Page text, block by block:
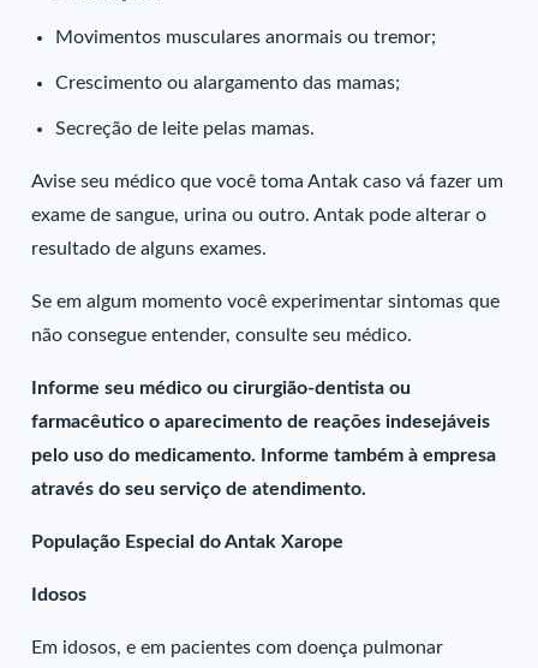
Movimentos musculares anormais ou tremor;
Crescimento ou alargamento das mamas;
Secreção de leite pelas mamas.
Avise seu médico que você toma Antak caso vá fazer um
exame de sangue, urina ou outro. Antak pode alterar o
resultado de alguns exames.
Se em algum momento você experimentar sintomas que
não consegue entender, consulte seu médico.
Informe seu médico ou cirurgião-dentista ou
farmacêutico o aparecimento de reações indesejáveis
pelo uso do medicamento. Informe também à empresa
através do seu serviço de atendimento.
População Especial do Antak Xarope
Idosos
Em idosos, e em pacientes com doença pulmonar